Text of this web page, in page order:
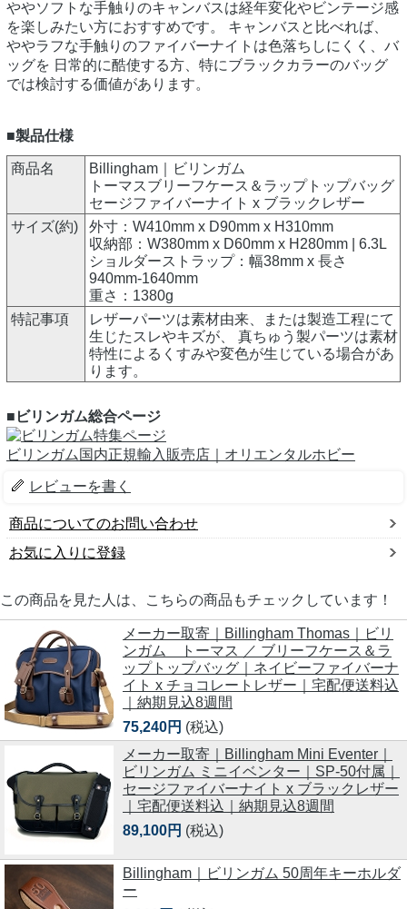
ややソフトな手触りのキャンバスは経年変化やビンテージ感
を楽しみたい方におすすめです。 キャンバスと比べれば、
ややラフな手触りのファイバーナイトは色落ちしにくく、バ
ッグを 日常的に酷使する方、特にブラックカラーのバッグ
では検討する価値があります。
■製品仕様
商品名
Billingham｜ビリンガム
トーマスブリーフケース＆ラップトップバッグ
セージファイバーナイト x ブラックレザー
サイズ(約)
外寸：W410mm x D90mm x H310mm
収納部：W380mm x D60mm x H280mm | 6.3L
ショルダーストラップ：幅38mm x 長さ
940mm-1640mm
重さ：1380g
特記事項
レザーパーツは素材由来、または製造工程にて
生じたスレやキズが、 真ちゅう製パーツは素材
特性によるくすみや変色が生じている場合があ
ります。
■ビリンガム総合ページ
ビリンガム国内正規輸入販売店｜オリエンタルホビー
レビューを書く
商品についてのお問い合わせ
お気に入りに登録
この商品を見た人は、こちらの商品もチェックしています！
メーカー取寄｜Billingham Thomas｜ビリ
ンガム トーマス ／ ブリーフケース＆ラ
ップトップバッグ｜ネイビーファイバーナ
イト x チョコレートレザー｜宅配便送料込
｜納期見込8週間
75,240円 (税込)
メーカー取寄｜Billingham Mini Eventer｜
ビリンガム ミニイベンター｜SP-50付属｜
セージファイバーナイト x ブラックレザー
｜宅配便送料込｜納期見込8週間
89,100円 (税込)
Billingham｜ビリンガム 50周年キーホルダ
ー